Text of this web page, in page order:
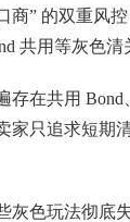
商” 的双重风
共用等灰色清
存在共用 Bond
家只追求短期
灰色玩法彻底